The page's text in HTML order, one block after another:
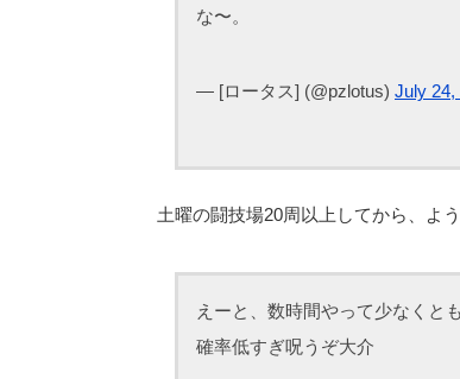
な〜。
— [ロータス] (@pzlotus) July 24,
土曜の闘技場20周以上してから、よ
えーと、数時間やって少なくと
確率低すぎ呪うぞ大介